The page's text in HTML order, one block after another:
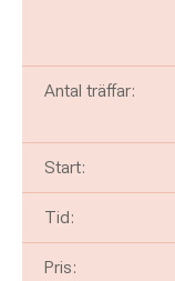
Antal träffar:
Start:
Tid:
Pris: